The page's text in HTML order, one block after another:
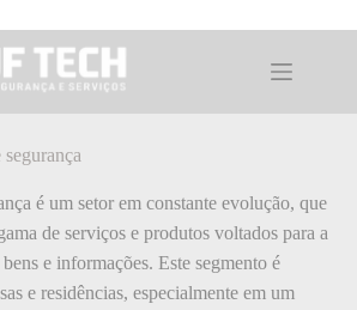
de segurança
é um setor em constante evolução, que
de serviços e produtos voltados para a
e informações. Este segmento é
e residências, especialmente em um